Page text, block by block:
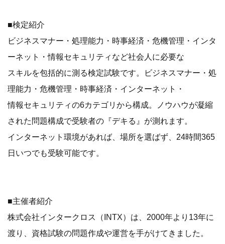
■検定紹介
ビジネスマナー・処理能力・時事経済・危機管理・インタ
ーネット・情報セキュリティなど社会人に必要な
スキルを包括的に測る検定試験です。ビジネスマナー・処
理能力・危機管理・時事経済・インターネット・
情報セキュリティの6カテゴリから構成。ノウハウが凝縮
された問題構成で受験者の『デキる』が測れます。
インターネット環境があれば、場所を選ばず、24時間365
日いつでも受験可能です。
■主催者紹介
株式会社インタークロス（INTX）は、2000年より13年に
渡り、資格試験の問題作成や運営を手がけてきました。